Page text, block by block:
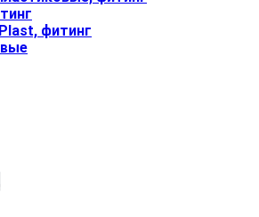
фитинг